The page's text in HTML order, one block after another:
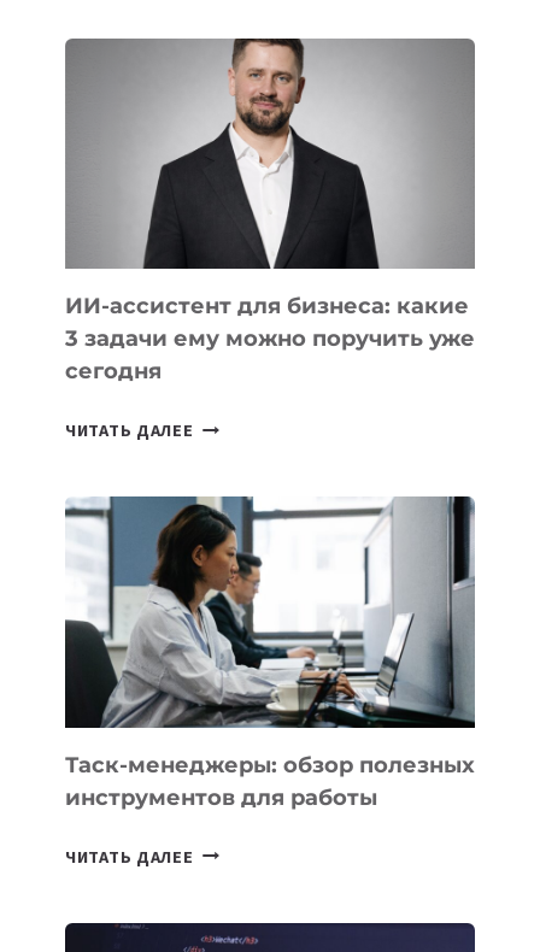
КОТОРЫЕ
РАЗВИВАЮТ
ТЕХНОЛОГИЧЕСКОЕ
ОБРАЗОВАНИЕ
ТАДЖИКИСТАНА
ИИ-ассистент для бизнеса: какие
3 задачи ему можно поручить уже
сегодня
ЧИТАТЬ ДАЛЕЕ ИИ-
БИЗНЕСА:
КАКИЕ
3
ЗАДАЧИ
ЕМУ
МОЖНО
ПОРУЧИТЬ
УЖЕ
Таск-менеджеры: обзор полезных
инструментов для работы
ЧИТАТЬ ДАЛЕЕ ТАСК-
ПОЛЕЗНЫХ